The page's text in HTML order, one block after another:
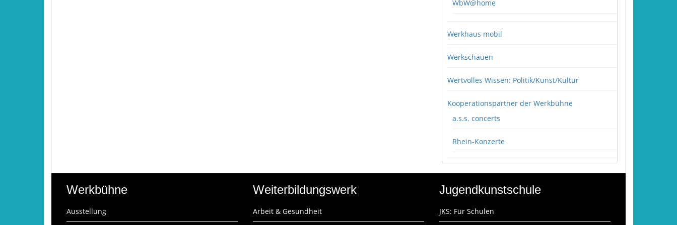
WbW@home
Werkhaus mobil
Werkschauen
Wertvolles Wissen: Politik/Kunst/Kultur
Kooperationspartner der Werkbühne
a.s.s. concerts
Rhein-Konzerte
Werkbühne
Ausstellung
Weiterbildungswerk
Arbeit & Gesundheit
Jugendkunstschule
JKS: Für Schulen